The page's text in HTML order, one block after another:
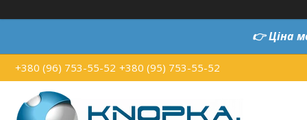
👉Ціна
+380 (96) 753-55-52 +380 (95) 753-55-52